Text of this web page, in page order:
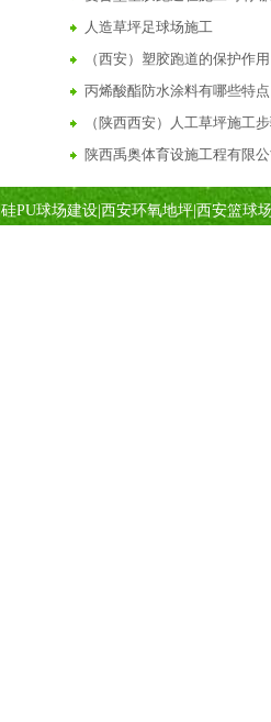
人造草坪足球场施工
（西安）塑胶跑道的保护作用
丙烯酸酯防水涂料有哪些特
（陕西西安）人工草坪施工
陕西禹奥体育设施工程有限
陕西西安彩色陶瓷颗粒路面
西安陕西6步教你学会做透水
硅PU球场建设 西安环氧地坪|西安篮球